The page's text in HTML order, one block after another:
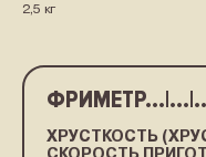
2,5 кг
ХРУСТКОСТЬ